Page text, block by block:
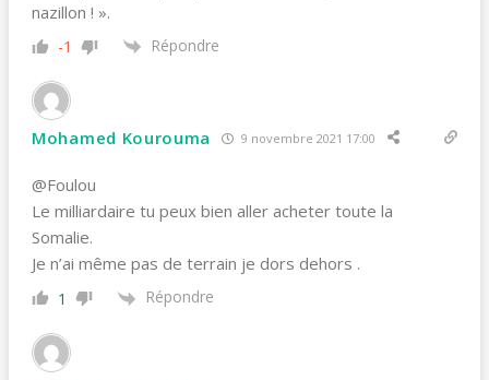
nazillon ! ».
-1 Répondre
Mohamed Kourouma 9 novembre 2021 17:00
@Foulou
Le milliardaire tu peux bien aller acheter toute la
Somalie.
Je n’ai même pas de terrain je dors dehors .
1 Répondre